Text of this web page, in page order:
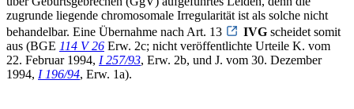
zugrunde liegende chromosomale Irregularität ist als solche nicht
behandelbar. Eine Übernahme nach Art. 13
IVG scheidet somit
aus (BGE 114 V 26 Erw. 2c; nicht veröffentlichte Urteile K. vom
22. Februar 1994, I 257/93, Erw. 2b, und J. vom 30. Dezember
1994, I 196/94, Erw. 1a).